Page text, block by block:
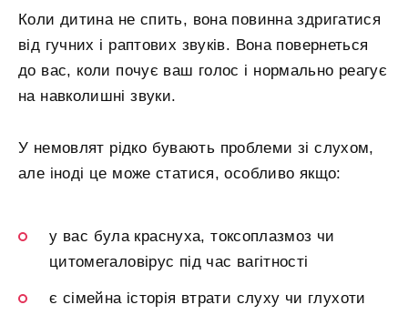
Коли дитина не спить, вона повинна здригатися
від гучних і раптових звуків. Вона повернеться
до вас, коли почує ваш голос і нормально реагує
на навколишні звуки.
У немовлят рідко бувають проблеми зі слухом,
але іноді це може статися, особливо якщо:
у вас була краснуха, токсоплазмоз чи
цитомегаловірус під час вагітності
є сімейна історія втрати слуху чи глухоти